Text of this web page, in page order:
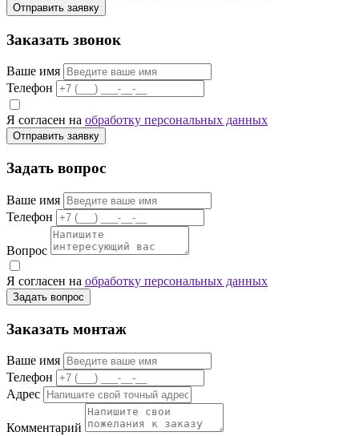
Отправить заявку
Заказать звонок
Ваше имя
Телефон
Я согласен на обработку персональных данных
Отправить заявку
Задать вопрос
Ваше имя
Телефон
Вопрос
Я согласен на обработку персональных данных
Задать вопрос
Заказать монтаж
Ваше имя
Телефон
Адрес
Комментарий